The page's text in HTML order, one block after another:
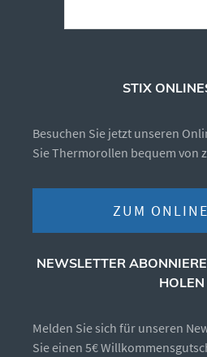
STIX
Besuchen Sie jetzt unseren
Sie Thermorollen bequem von
ZUM
NEWSLETTER
HOLEN
Melden Sie sich für unseren
Sie einen 5€